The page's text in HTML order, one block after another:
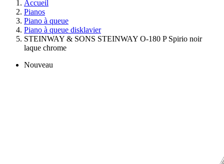
Accueil
Pianos
Piano à queue
Piano à queue disklavier
STEINWAY & SONS STEINWAY O-180 P Spirio noir
laque chrome
Nouveau